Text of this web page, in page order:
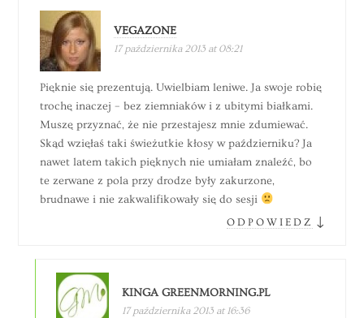
VEGAZONE
17 października 2013 at 08:21
Pięknie się prezentują. Uwielbiam leniwe. Ja swoje robię
trochę inaczej – bez ziemniaków i z ubitymi białkami.
Muszę przyznać, że nie przestajesz mnie zdumiewać.
Skąd wzięłaś taki świeżutkie kłosy w październiku? Ja
nawet latem takich pięknych nie umiałam znaleźć, bo
te zerwane z pola przy drodze były zakurzone,
brudnawe i nie zakwalifikowały się do sesji
ODPOWIEDZ ↓
KINGA GREENMORNING.PL
17 października 2013 at 16:36